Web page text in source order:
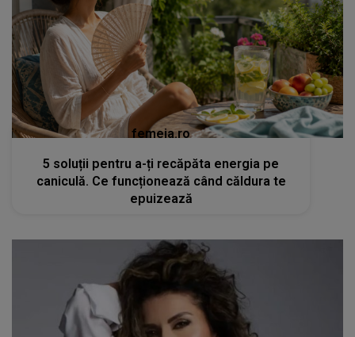
femeia.ro
5 soluții pentru a-ți recăpăta energia pe
caniculă. Ce funcționează când căldura te
epuizează